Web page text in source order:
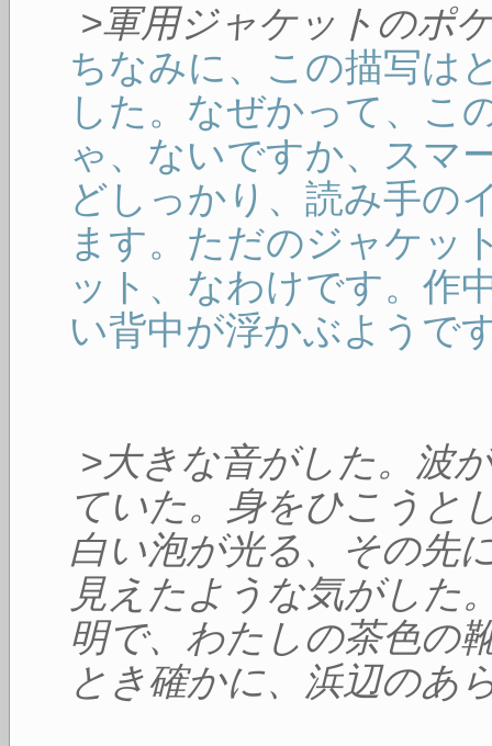
>軍用ジャケットのポ
ちなみに、この描写は
した。なぜかって、こ
ゃ、ないですか、スマ
どしっかり、読み手の
ます。ただのジャケッ
ット、なわけです。作
い背中が浮かぶようで
>大きな音がした。波
ていた。身をひこうと
白い泡が光る、その先
見えたような気がした
明で、わたしの茶色の
とき確かに、浜辺のあ